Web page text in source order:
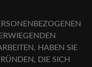
HABEN SIE
DIE SICH